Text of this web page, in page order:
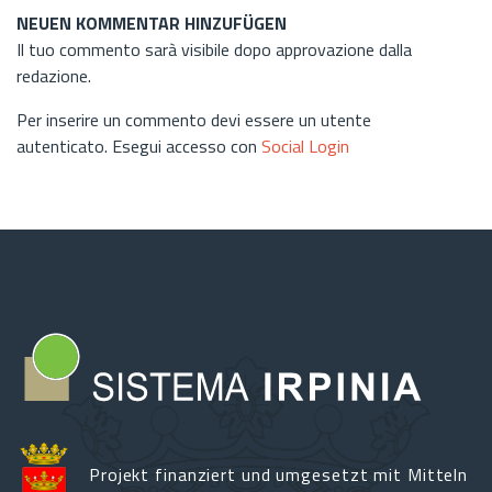
NEUEN KOMMENTAR HINZUFÜGEN
Il tuo commento sarà visibile dopo approvazione dalla
redazione.
Per inserire un commento devi essere un utente
autenticato. Esegui accesso con Social Login
Projekt finanziert und umgesetzt mit Mitteln